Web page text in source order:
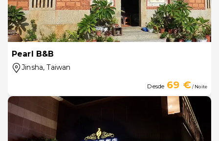
Pearl B&B
Jinsha, Taiwan
Desde 69 €/ Noite